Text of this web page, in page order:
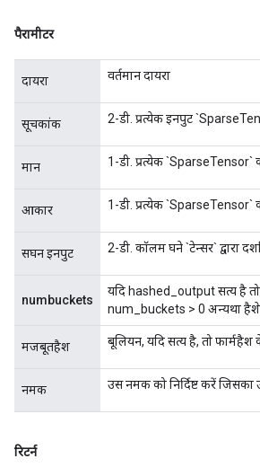
पैरामीटर
दायरा वर्तमान दायरा
सूचकांक 2-डी. प्रत्येक इनपुट
मान 1-डी. प्रत्येक `SparseTensor`
आकार 1-डी. प्रत्येक `SparseTensor`
सघन इनपुट 2-डी. कॉलम घने `टेन्सर` द्वारा
numbuckets
यदि hashed_output सत्य है
num_buckets > 0 अन्यथा
मजबूतहैश बूलियन, यदि सत्य है, तो
नमक उस नमक को निर्दिष्ट करें जिसका
रिटर्न